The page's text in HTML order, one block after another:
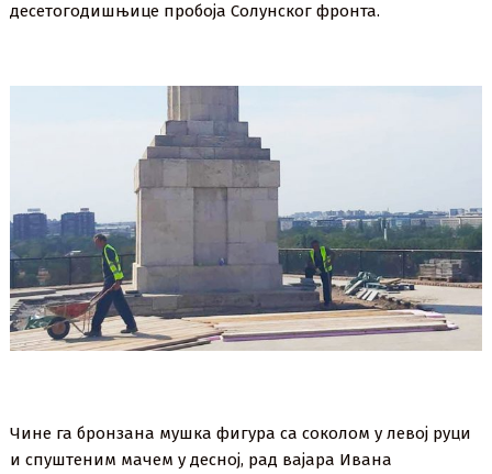
десетогодишњице пробоја Солунског фронта.
Чине га бронзана мушка фигура са соколом у левој руци
и спуштеним мачем у десној, рад вајара Ивана